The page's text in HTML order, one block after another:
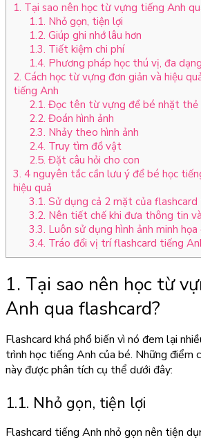
1. Tại sao nên học từ vựng tiếng Anh
1.1. Nhỏ gọn, tiện lợi
1.2. Giúp ghi nhớ lâu hơn
1.3. Tiết kiệm chi phí
1.4. Phương pháp học thú vị, đa dạng
2. Cách học từ vựng đơn giản và hiệu
tiếng Anh
2.1. Đọc tên từ vựng để bé nhặt thẻ
2.2. Đoán hình ảnh
2.3. Nhảy theo hình ảnh
2.4. Truy tìm đồ vật
2.5. Đặt câu hỏi cho con
3. 4 nguyên tắc cần lưu ý để bé học
hiệu quả
3.1. Sử dụng cả 2 mặt của
3.2. Nên tiết chế khi đưa thông tin
3.3. Luôn sử dụng hình ảnh minh
3.4. Tráo đổi vị trí flashcard tiếng
1. Tại sao nên học từ
Anh qua flashcard?
Flashcard khá phổ biến vì nó đem lại
trình học tiếng Anh của bé. Những điểm
này được phân tích cụ thể dưới đây:
1.1. Nhỏ gọn, tiện lợi
Flashcard tiếng Anh nhỏ gọn nên tiện